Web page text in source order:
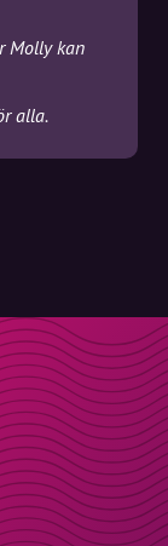
Molly kan
alla.